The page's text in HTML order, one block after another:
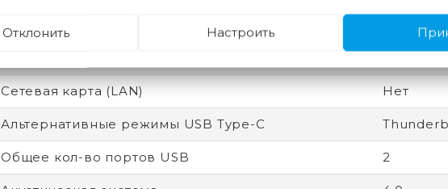
USB4/
Сетевая карта (LAN) Нет
Альтернативные режимы USB Type-C
Общее кол-во портов USB 2
Отклонить Настроить